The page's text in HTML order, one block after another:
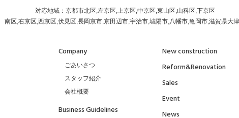
対応地域：京都市北区,左京区,上京区,中京区,東山区,山科区,下京区
南区,右京区,西京区,伏見区,長岡京市,京田辺市,宇治市,城陽市,八幡市,亀岡市,滋賀県大
Company
ごあいさつ
スタッフ紹介
会社概要
Business Guidelines
New construction
Reform&Renovation
Sales
Event
News